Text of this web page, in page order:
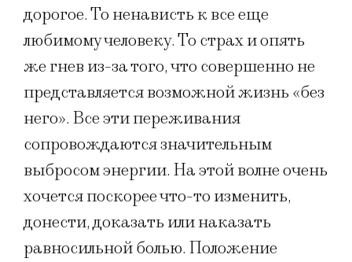
дорогое. То ненависть к все еще
любимому человеку. То страх и опять
же гнев из-за того, что совершенно не
представляется возможной жизнь «без
него». Все эти переживания
сопровождаются значительным
выбросом энергии. На этой волне очень
хочется поскорее что-то изменить,
донести, доказать или наказать
равносильной болью. Положение